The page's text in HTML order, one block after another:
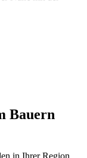
Bauern
in Ihrer Region